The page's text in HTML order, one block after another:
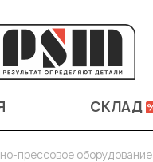
СКЛАД
прессовое оборудование